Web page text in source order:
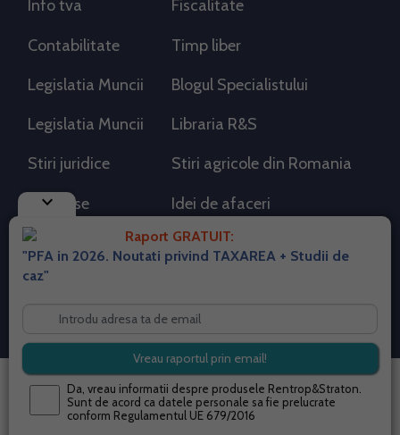
keyboard_arrow_down
Raport GRATUIT:
"PFA in 2026. Noutati privind TAXAREA + Studii de
caz"
Da, vreau informatii despre produsele Rentrop&Straton.
Sunt de acord ca datele personale sa fie prelucrate
conform Regulamentul UE 679/2016
Info tva Fiscalitate
Contabilitate Timp liber
Legislatia Muncii Blogul Specialistului
Legislatia Muncii Libraria R&S
Stiri juridice Stiri agricole din Romania
AdSense Idei de afaceri
RSS Flux RSS 2.0
Despre cookies
Termeni si conditii
Contact
© 2026 portalpfa.ro. Toate drepturile rezervate.